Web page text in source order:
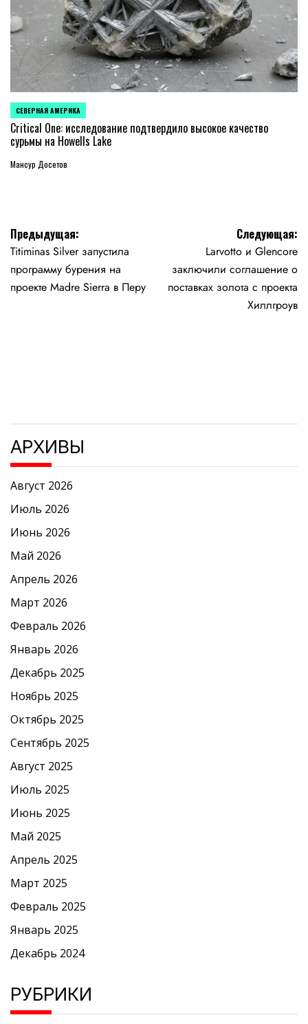
ОПУБЛИКОВАНО
В
СЕВЕРНАЯ АМЕРИКА
Critical One: исследование подтвердило высокое качество
сурьмы на Howells Lake
Мансур Досетов
Навигация
по
записям
Предыдущая:
Titiminas Silver запустила
программу бурения на
проекте Madre Sierra в Перу
Следующая:
Larvotto и Glencore
заключили соглашение о
поставках золота с проекта
Хиллгроув
АРХИВЫ
Август 2026
Июль 2026
Июнь 2026
Май 2026
Апрель 2026
Март 2026
Февраль 2026
Январь 2026
Декабрь 2025
Ноябрь 2025
Октябрь 2025
Сентябрь 2025
Август 2025
Июль 2025
Июнь 2025
Май 2025
Апрель 2025
Март 2025
Февраль 2025
Январь 2025
Декабрь 2024
РУБРИКИ